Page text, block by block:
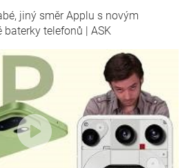
jiný směr Applu s novým
telefonů | ASK